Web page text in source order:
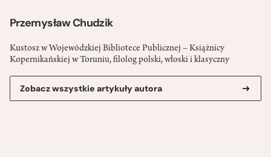
Przemysław Chudzik
Kustosz w Wojewódzkiej Bibliotece Publicznej – Książnicy
Kopernikańskiej w Toruniu, filolog polski, włoski i klasyczny
Zobacz wszystkie artykuły autora